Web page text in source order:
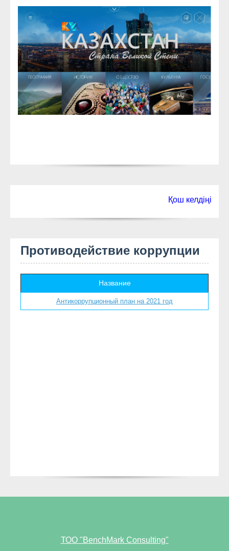
Қош келдіңіздер!
Противодействие коррупции
Название
Антикоррупционный план на 2021 год
ТОО "BenchMark Consulting"